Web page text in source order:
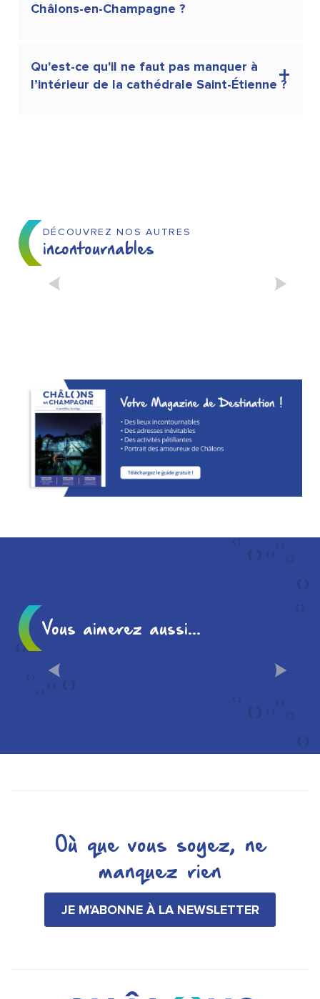
Châlons-en-Champagne ?
Qu'est-ce qu'il ne faut pas manquer à
l’intérieur de la cathédrale Saint-Étienne ?
DÉCOUVREZ NOS AUTRES
incontournables
Vous aimerez aussi...
Où que vous soyez, ne
manquez rien
JE M'ABONNE À LA NEWSLETTER